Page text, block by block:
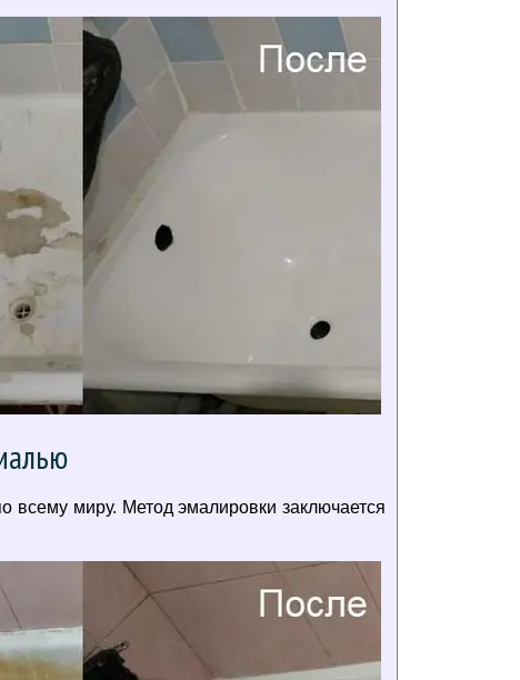
миру. Метод эмалировки заключается